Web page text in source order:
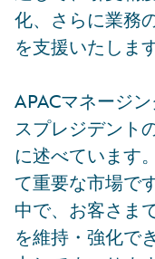
化、さらに業務
を支援いたしま
APACマネージ
スプレジデント
に述べています
て重要な市場で
中で、お客さま
を維持・強化で